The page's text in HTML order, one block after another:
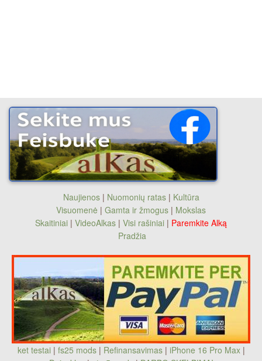
Naujienos| Nuomonių ratas| Kultūra
Visuomenė | Gamta ir žmogus | Mokslas
Skaitiniai | VideoAlkas | Visi rašiniai | Paremkite Alką
Pradžia
ket testai | fs25 mods| Refinansavimas| iPhone 16 Pro Max|